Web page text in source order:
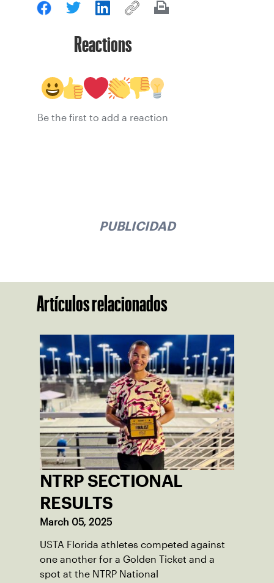
Reactions
Be the first to add a reaction
PUBLICIDAD
Artículos relacionados
NTRP SECTIONAL
RESULTS
March 05, 2025
USTA Florida athletes competed against
one another for a Golden Ticket and a
spot at the NTRP National